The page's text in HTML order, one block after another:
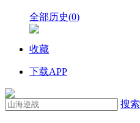
全部历史(0)
收藏
下载APP
搜索